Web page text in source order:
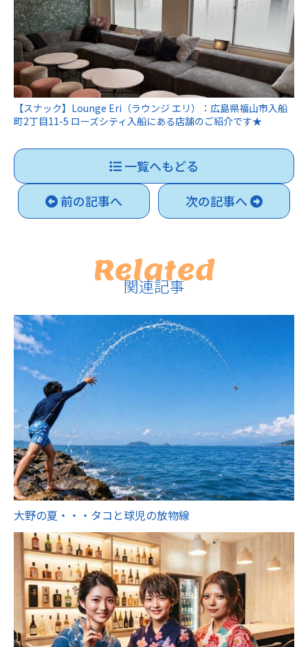
【スナック】Lounge Eri（ラウンジ エリ）：広島県福山市入船
町2丁目11-5 ローズシティ入船にある店舗のご紹介です★
一覧へもどる
前の記事へ
次の記事へ
Related
関連記事
大野の夏・・・タコと球児の放物線